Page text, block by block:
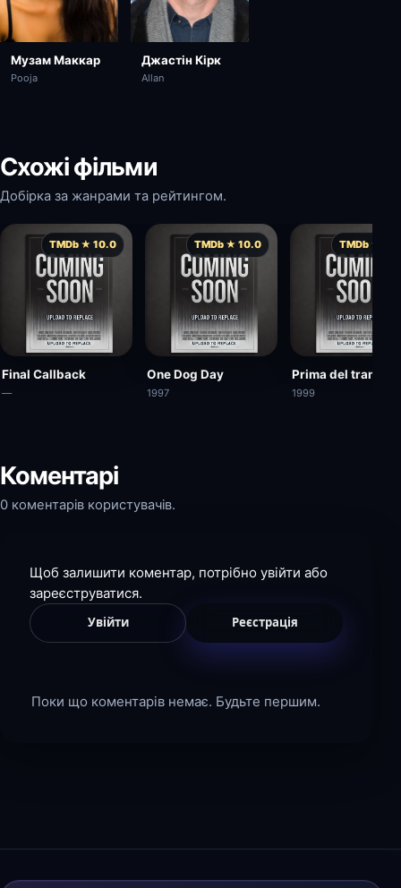
Музам Маккар
Pooja
Джастін Кірк
Allan
Схожі фільми
Добірка за жанрами та рейтингом.
TMDb ★ 10.0
Final Callback
—
TMDb ★ 10.0
One Dog Day
1997
TMDb ★
Prima del
1999
Коментарі
0 коментарів користувачів.
Щоб залишити коментар, потрібно увійти або
зареєструватися.
Увійти Реєстрація
Поки що коментарів немає. Будьте першим.